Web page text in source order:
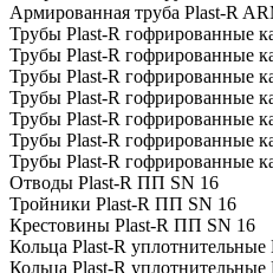
Армированная труба Plast-R
Трубы Plast-R гофрированные
Трубы Plast-R гофрированные
Трубы Plast-R гофрированные
Трубы Plast-R гофрированные
Трубы Plast-R гофрированные
Трубы Plast-R гофрированные
Трубы Plast-R гофрированные
Отводы Plast-R ПП SN 16
Тройники Plast-R ПП SN 16
Крестовины Plast-R ПП SN 16
Кольца Plast-R
Кольца Plast-R